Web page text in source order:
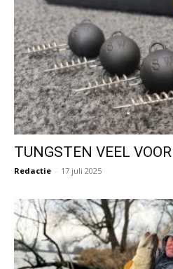
TUNGSTEN VEEL
Redactie - 17 juli 2025